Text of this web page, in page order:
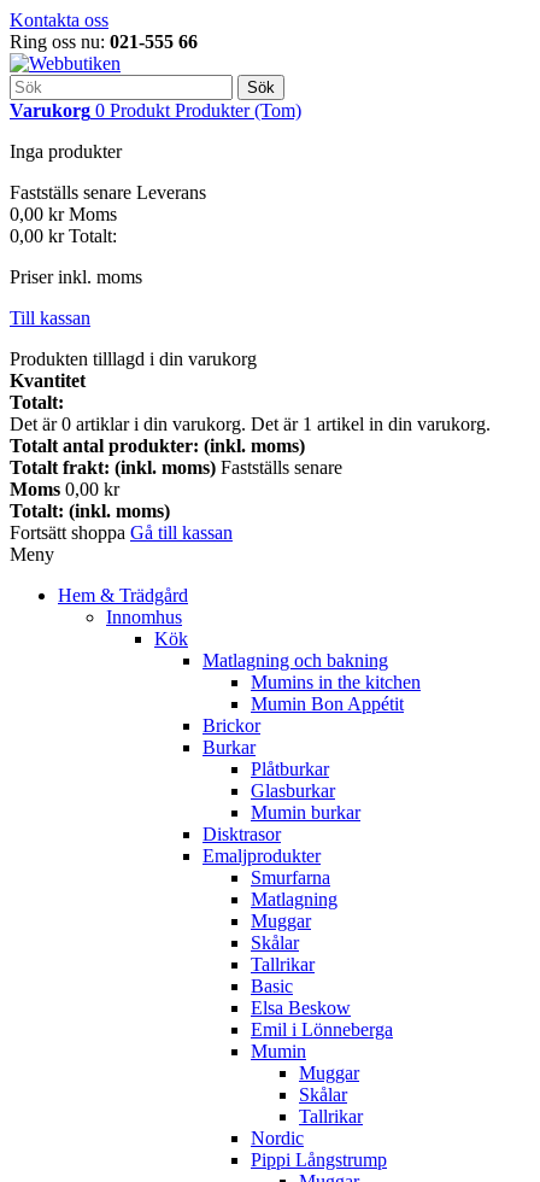
Kontakta oss
Ring oss nu: 021-555 66
Sök
Varukorg 0 Produkt Produkter (Tom)
Inga produkter
Fastställs senare Leverans
0,00 kr Moms
0,00 kr Totalt:
Priser inkl. moms
Till kassan
Produkten tilllagd i din varukorg
Kvantitet
Totalt:
Det är0 artiklar i din varukorg. Det är 1 artikel in din varukorg.
Totalt antal produkter: (inkl. moms)
Totalt frakt: (inkl. moms) Fastställs senare
Moms 0,00 kr
Totalt: (inkl. moms)
Fortsätt shoppa Gå till kassan
Meny
Hem & Trädgård
Innomhus
Kök
Matlagning och bakning
Mumins in the kitchen
Mumin Bon Appétit
Brickor
Burkar
Plåtburkar
Glasburkar
Mumin burkar
Disktrasor
Emaljprodukter
Smurfarna
Matlagning
Muggar
Skålar
Tallrikar
Basic
Elsa Beskow
Emil i Lönneberga
Mumin
Muggar
Skålar
Tallrikar
Nordic
Pippi Långstrump